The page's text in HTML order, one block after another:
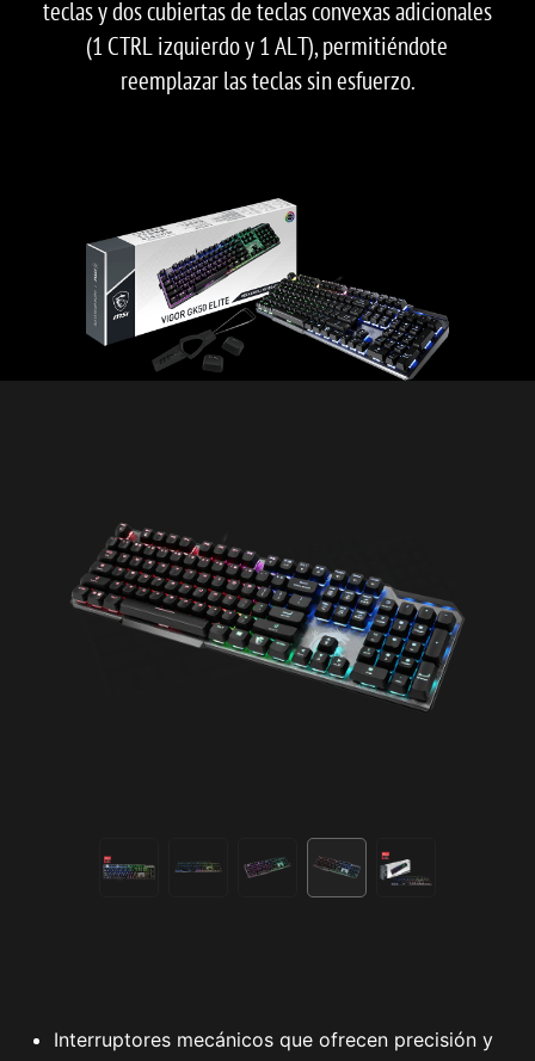
teclas y dos cubiertas de teclas convexas adicionales
(1 CTRL izquierdo y 1 ALT), permitiéndote
reemplazar las teclas sin esfuerzo.
Interruptores mecánicos que ofrecen precisión y